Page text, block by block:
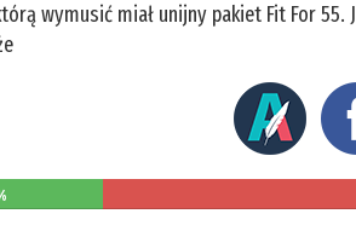
wymusić miał unijny pakiet Fit For